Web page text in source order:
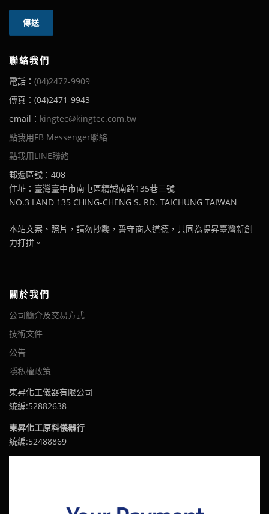
聯絡我們
電話： (04)2472-9909
傳真：(04)2471-9943
email： kingtec@kingtec.com.tw
點我用FB Messenger聯絡
點我用LINE聯絡
郵遞區號：408
住址：臺灣臺中市南屯區精誠南路135巷三號
NO.3 LAND 135 CHING-CHENG S. RD. TAICHUNG TAIWAN
本站文案、照片，請勿抄襲，誓守商人道德，共同為提昇臺灣新創
力打拼。
關於我們
公司簡介及交易方式
技術文件
公告
隱私權政策
東昇化工儀器有限公司
統編:52882638
東昇化工原料儀器行
統編:52488869